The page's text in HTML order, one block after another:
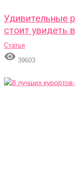
Удивительные
стоит увидеть
Статья
 39603